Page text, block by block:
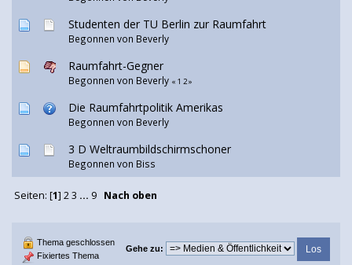
Studenten der TU Berlin zur Raumfahrt
Begonnen von Beverly
Raumfahrt-Gegner
Begonnen von Beverly « 1 2»
Die Raumfahrtpolitik Amerikas
Begonnen von Beverly
3 D Weltraumbildschirmschoner
Begonnen von Biss
Seiten: [1] 2 3 ... 9 Nach oben
Gehe zu:
Thema geschlossen
Fixiertes Thema